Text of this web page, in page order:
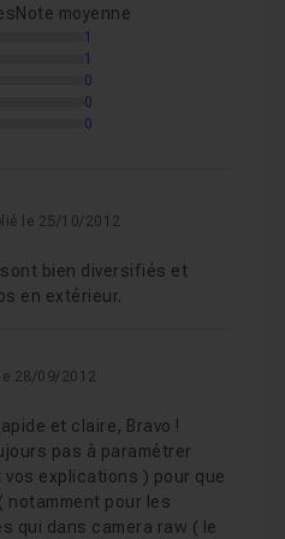
Note moyenne
1
1
0
0
0
le 25/10/2012
bien diversifiés et
en extérieur.
28/09/2012
et claire, Bravo !
pas à paramétrer
vos explications ) pour que
notamment pour les
qui dans camera raw ( le